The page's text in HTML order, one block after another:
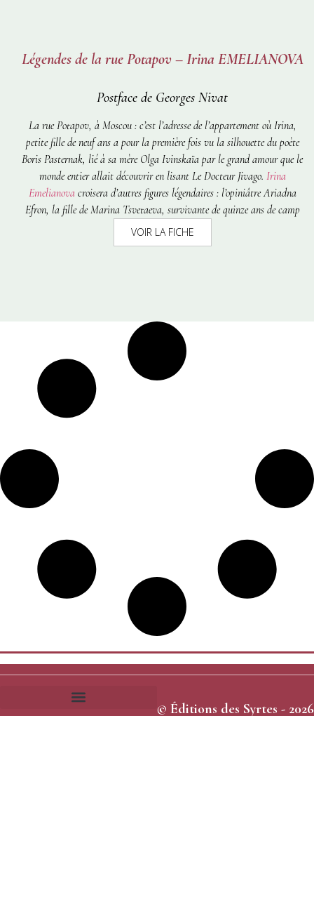
Légendes de la rue Potapov – Irina EMELIANOVA
Postface de Georges Nivat
La rue Potapov, à Moscou : c’est l’adresse de l’appartement où Irina,
petite fille de neuf ans a pour la première fois vu la silhouette du poète
Boris Pasternak, lié à sa mère Olga Ivinskaïa par le grand amour que le
monde entier allait découvrir en lisant Le Docteur Jivago. Irina
Emelianovacroisera d’autres figures légendaires : l’opiniâtre Ariadna
Efron, la fille de Marina Tsvetaeva, survivante de quinze ans de camp
après son retour d’émigration ; l’écrivain Varlam Chalamov, dont les
Récits de la Kolymaont gravé à jamais dans la prose russe toute
premier lieu sa mère, sont évoquées avec une admiration mêlée de
tendresse et d’humour.
VOIR LA FICHE
© Éditions des Syrtes - 2026